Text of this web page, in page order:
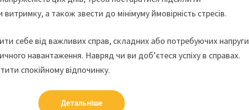
а також звести до мінімуму ймовірність стресів.
себе від важливих справ, складних або потребуючих напруги
навантаження. Навряд чи ви доб’єтеся успіху в справах.
спокійному відпочинку.
Детальніше